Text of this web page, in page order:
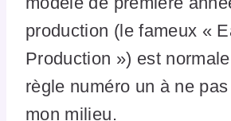
production (le fameux «
Production ») est
règle numéro un à ne
mon milieu.